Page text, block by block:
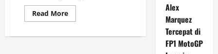
Read MoreRead
more
Skandal
Alex
Marquez
Tercepat di
FP1 MotoGP